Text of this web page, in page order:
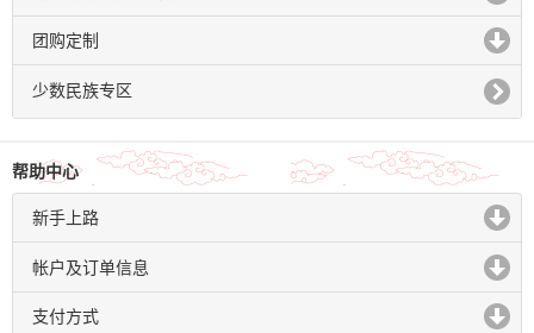
click to expand contents
团购定制
click to expand contents
少数民族专区
帮助中心
新手上路
click to expand contents
帐户及订单信息
click to expand contents
支付方式